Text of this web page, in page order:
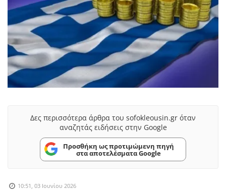
Δες περισσότερα άρθρα του sofokleousin.gr όταν
αναζητάς ειδήσεις στην Google
Προσθήκη ως προτιμώμενη πηγή
στα αποτελέσματα Google
10:51, 03 Ιουνίου 2026